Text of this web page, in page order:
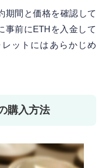
期間と価格を確認して
事前にETHを入金して
ットにはあらかじめ
購入方法